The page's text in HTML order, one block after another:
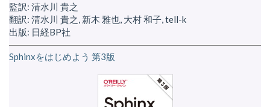
監訳: 清水川 貴之
翻訳: 清水川 貴之, 新木 雅也, 大村 和子, tell-k
出版: 日経BP社
Sphinxをはじめよう 第3版